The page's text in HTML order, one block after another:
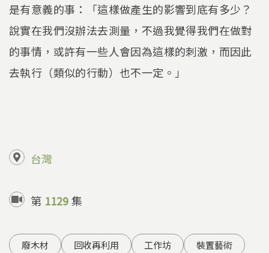
是有意義的事：「這樣做產生的影響到底有多少？
說實在我們沒辦法去測量，不過我覺得我們在做對
的事情，或許有一些人會因為這樣的刺激，而因此
去執行（類似的行動）也不一定。」
台灣
第 1129集
廢木材 回收再利用 工作坊
裝置藝術